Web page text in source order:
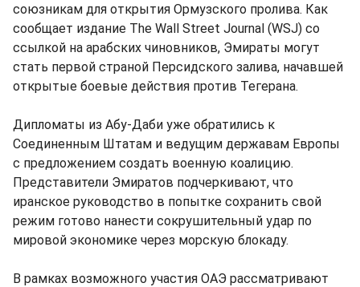
союзникам для открытия Ормузского пролива. Как
сообщает издание The Wall Street Journal (WSJ) со
ссылкой на арабских чиновников, Эмираты могут
стать первой страной Персидского залива, начавшей
открытые боевые действия против Тегерана.
Дипломаты из Абу-Даби уже обратились к
Соединенным Штатам и ведущим державам Европы
с предложением создать военную коалицию.
Представители Эмиратов подчеркивают, что
иранское руководство в попытке сохранить свой
режим готово нанести сокрушительный удар по
мировой экономике через морскую блокаду.
В рамках возможного участия ОАЭ рассматривают